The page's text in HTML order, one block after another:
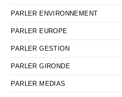
PARLER ENVIRONNEMENT
PARLER EUROPE
PARLER GESTION
PARLER GIRONDE
PARLER MEDIAS